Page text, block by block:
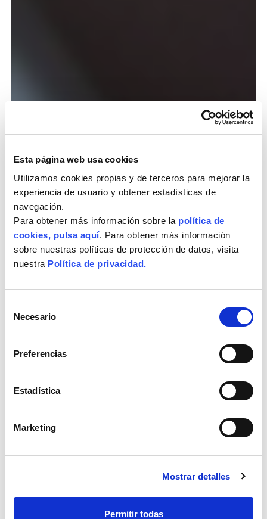
Esta página web usa cookies
Utilizamos cookies propias y de terceros para mejorar la
experiencia de usuario y obtener estadísticas de
navegación.
Para obtener más información sobre la política de
cookies, pulsa aquí. Para obtener más información
sobre nuestras políticas de protección de datos, visita
nuestra Política de privacidad.
Necesario
Preferencias
Estadística
Marketing
Mostrar detalles
Permitir todas